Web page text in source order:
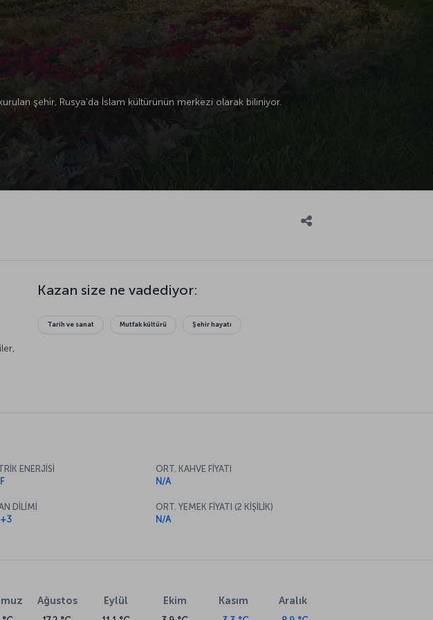
şehir, Rusya’da İslam kültürünün merkezi olarak biliniyor.
Kazan size ne vadediyor:
Tarih ve sanat Mutfak kültürü Şehir hayatı
ENERJİSİ
DİLİMİ
ORT. KAHVE FİYATI
N/A
ORT. YEMEK FİYATI (2 KİŞİLİK)
N/A
Ağustos Eylül Ekim Kasım Aralık